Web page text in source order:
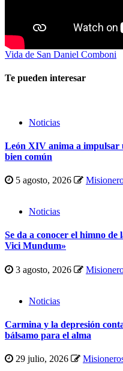
Vida de San Daniel Comboni
Te pueden interesar
Noticias
León XIV anima a impulsar
bien común
5 agosto, 2026
Noticias
Se da a conocer el himno
Vici Mundum»
3 agosto, 2026
Noticias
Carmina y la depresión
bálsamo para el alma
29 julio, 2026